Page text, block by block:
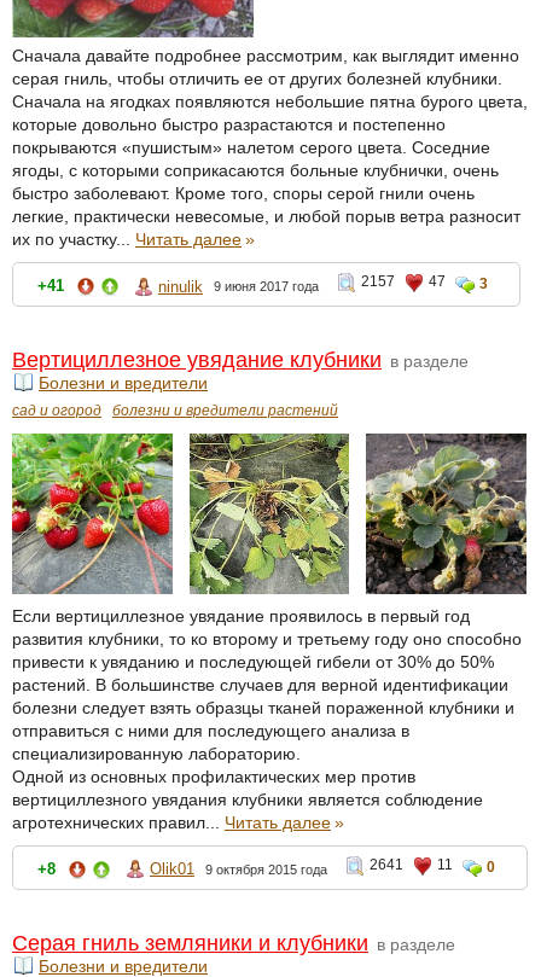
Сначала давайте подробнее рассмотрим, как выглядит именно
серая гниль, чтобы отличить ее от других болезней клубники.
Сначала на ягодках появляются небольшие пятна бурого цвета,
которые довольно быстро разрастаются и постепенно
покрываются «пушистым» налетом серого цвета. Соседние
ягоды, с которыми соприкасаются больные клубнички, очень
быстро заболевают. Кроме того, споры серой гнили очень
легкие, практически невесомые, и любой порыв ветра разносит
их по участку... Читать далее»
+41 ninulik 9 июня 2017 года 2157 47 3
Вертициллезное увядание клубники в разделе
Болезни и вредители
сад и огород болезни и вредители растений
Если вертициллезное увядание проявилось в первый год
развития клубники, то ко второму и третьему году оно способно
привести к увяданию и последующей гибели от 30% до 50%
растений. В большинстве случаев для верной идентификации
болезни следует взять образцы тканей пораженной клубники и
отправиться с ними для последующего анализа в
специализированную лабораторию.
Одной из основных профилактических мер против
вертициллезного увядания клубники является соблюдение
агротехнических правил... Читать далее»
+8 Olik01 9 октября 2015 года 2641 11 0
Серая гниль земляники и клубники в разделе
Болезни и вредители